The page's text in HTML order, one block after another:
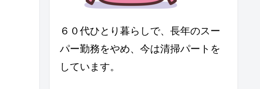
６０代ひとり暮らしで、長年のスー
パー勤務をやめ、今は清掃パートを
しています。